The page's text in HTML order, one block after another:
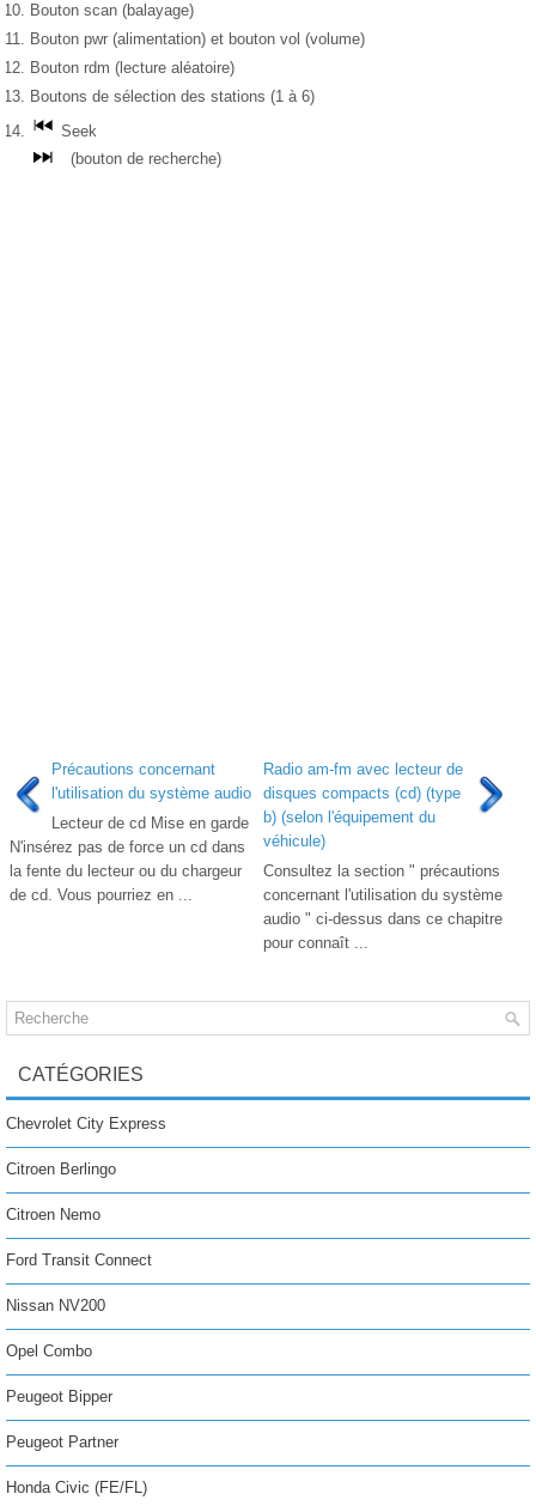
Bouton scan (balayage)
Bouton pwr (alimentation) et bouton vol (volume)
Bouton rdm (lecture aléatoire)
Boutons de sélection des stations (1 à 6)
Seek
(bouton de recherche)
Précautions concernant
l'utilisation du système audio
Lecteur de cd Mise en garde
N'insérez pas de force un cd dans
la fente du lecteur ou du chargeur
de cd. Vous pourriez en ...
Radio am-fm avec lecteur de
disques compacts (cd) (type
b) (selon l'équipement du
véhicule)
Consultez la section " précautions
concernant l'utilisation du système
audio " ci-dessus dans ce chapitre
pour connaît ...
CATÉGORIES
Chevrolet City Express
Citroen Berlingo
Citroen Nemo
Ford Transit Connect
Nissan NV200
Opel Combo
Peugeot Bipper
Peugeot Partner
Honda Civic (FE/FL)